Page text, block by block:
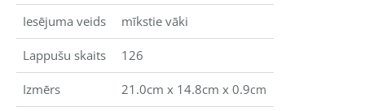
Iesējuma veids mīkstie vāki
Lappušu skaits 126
Izmērs 21.0cm x 14.8cm x 0.9cm